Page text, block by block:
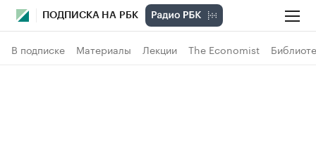
ПОДПИСКА НА РБК
В подписке Материалы Лекции The Economist